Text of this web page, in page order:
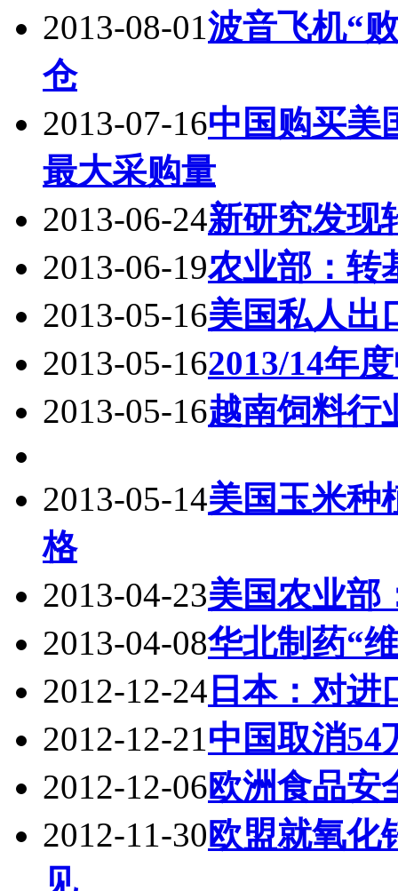
2013-08-01波音飞机“
仓
2013-07-16中国购买美
最大采购量
2013-06-24新研究发现
2013-06-19农业部：转
2013-05-16美国私人出
2013-05-162013/14年
2013-05-16越南饲料行
2013-05-14美国玉米种
格
2013-04-23美国农业部
2013-04-08华北制药“
2012-12-24 日本：对
2012-12-21中国取消54
2012-12-06欧洲食品安
2012-11-30欧盟就氧化
见